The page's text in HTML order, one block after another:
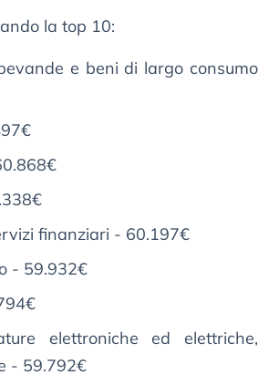
la top 10:
e beni di largo consumo
finanziari - 60.197€
- 59.932€
elettroniche ed elettriche,
- 59.792€